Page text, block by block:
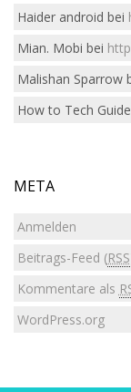
Haider android bei
Mian. Mobi bei
Malishan Sparrow
How to Tech Guide
META
Anmelden
Beitrags-Feed (RSS
Kommentare als
WordPress.org